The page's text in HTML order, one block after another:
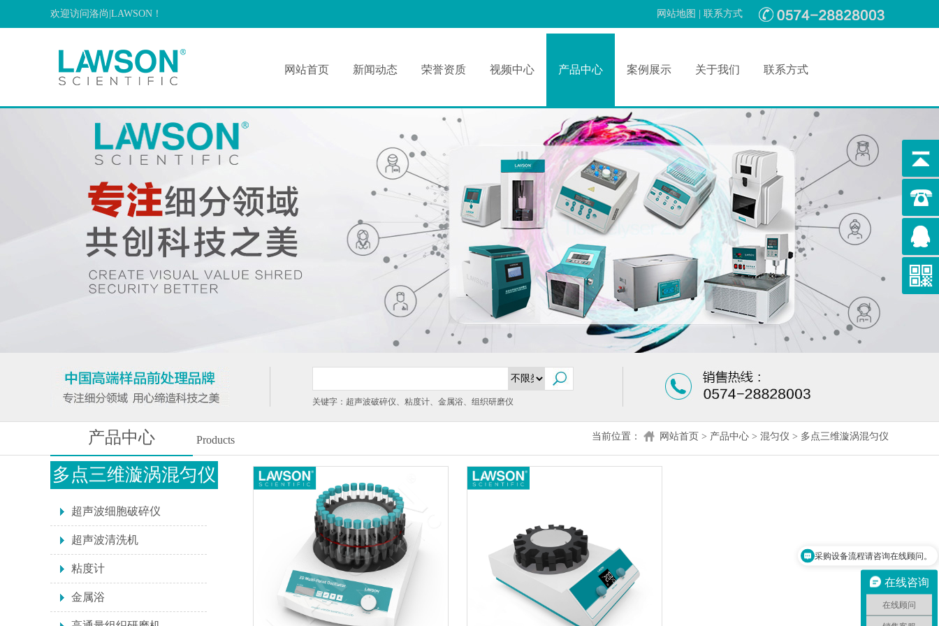
欢迎访问洛尚|LAWSON！ 网站地图 联系方式
网站首页 新闻动态 荣誉资质 视频中心 产品中心 案例展示 关于我们 联系方式
关键字：超声波破碎仪、粘度计、金属浴、组织研磨仪
产品中心 Products 当前位置： 网站首页 > 产品中心 > 混匀仪 > 多点三维漩涡混匀仪
多点三维漩涡混匀仪
超声波细胞破碎仪
超声波清洗机
粘度计
金属浴
在线咨询
在线顾问
采购设备流程请咨询在线顾问。